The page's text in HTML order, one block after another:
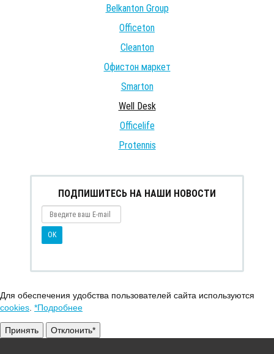
Belkanton Group
Officeton
Cleanton
Офистон маркет
Smarton
Well Desk
Officelife
Protennis
ПОДПИШИТЕСЬ НА НАШИ НОВОСТИ
Для обеспечения удобства пользователей сайта используются
cookies *Подробнее
Принять Отклонить*